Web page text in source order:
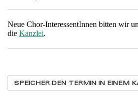
Neue Chor-InteressentInnen bitten wir
die Kanzlei.
SPEICHER DEN TERMIN IN EINEM